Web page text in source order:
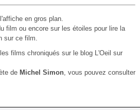
en gros plan.
film ou encore sur les étoiles pour lire la
sur ce film.
films chroniqués sur le blog L'Oeil sur
de Michel Simon, vous pouvez consulter